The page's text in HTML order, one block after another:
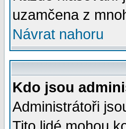
uzamčena z
Návrat nahoru
Kdo jsou
Administrátoři